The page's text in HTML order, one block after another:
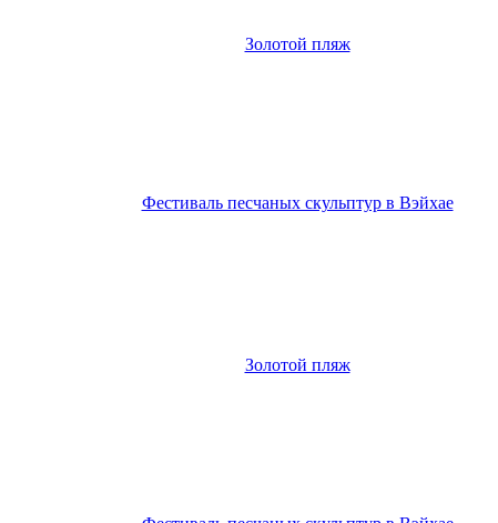
Золотой пляж
Фестиваль песчаных скульптур в Вэйхае
Золотой пляж